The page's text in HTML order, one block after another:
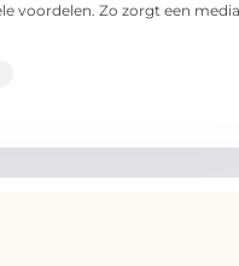
voordelen. Zo zorgt een